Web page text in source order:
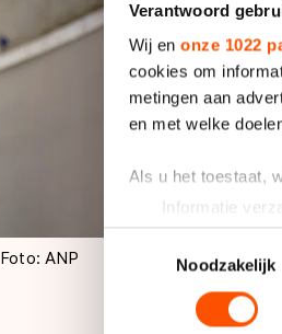
Verantwoord
Wij en onze 1022
cookies om
metingen aan
en met welke
Als u het toestaat,
Informatie
Uw apparaat
Lees meer over
toestemming op
Toestemmingsselectie
Noodzakelijk
Foto: ANP